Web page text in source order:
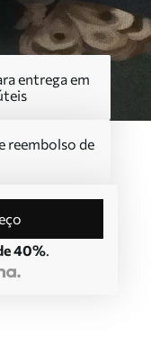
entrega em
reembolso de
40%.